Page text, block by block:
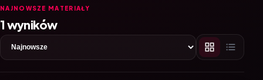
NAJNOWSZE MATERIAŁY
1 wyników